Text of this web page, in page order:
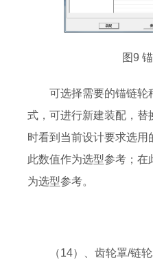
图9
可选择需要的锚链轮
式，可进行新建装配，替
时看到当前设计要求选
此数值作为选型参考；
为选型参考。
（14）、齿轮罩/链